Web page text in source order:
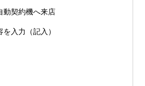
動契約機へ来店
入力（記入）